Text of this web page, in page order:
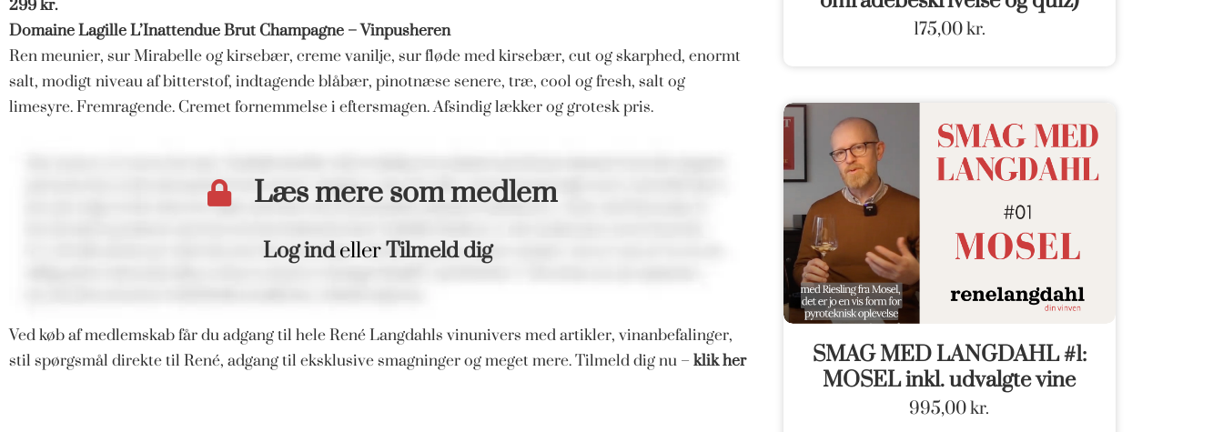
299 kr.
Domaine Lagille L’Inattendue Brut Champagne – Vinpusheren
Ren meunier, sur Mirabelle og kirsebær, creme vanilje, sur fløde med kirsebær, cut og skarphed, enormt
salt, modigt niveau af bitterstof, indtagende blåbær, pinotnæse senere, træ, cool og fresh, salt og
limesyre. Fremragende. Cremet fornemmelse i eftersmagen. Afsindig lækker og grotesk pris.
Læs mere som medlem
Log indellerTilmeld dig
Ved køb af medlemskab får du adgang til hele René Langdahls vinunivers med artikler, vinanbefalinger,
stil spørgsmål direkte til René, adgang til eksklusive smagninger og meget mere. Tilmeld dig nu – klik her
175,00kr.
SMAG MED LANGDAHL #1:
MOSEL inkl. udvalgte vine
995,00kr.